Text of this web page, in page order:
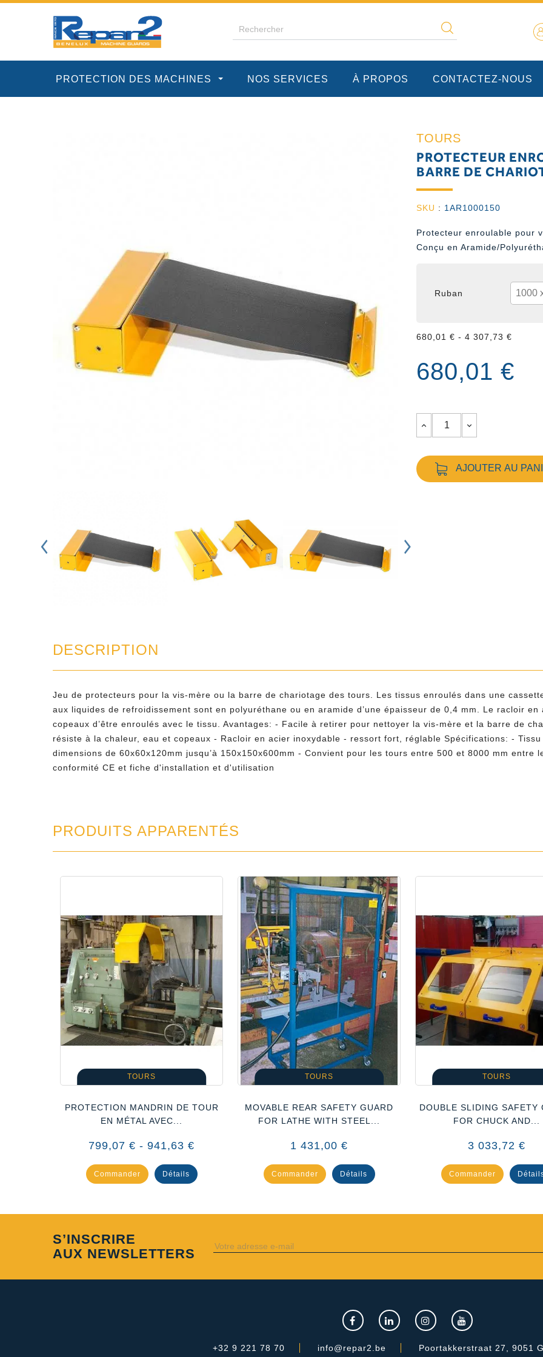
PROTECTION DES MACHINES NOS SERVICES À PROPOS CONTACTEZ-NOUS
TOURS
PROTECTEUR
BARRE DE
SKU : 1AR1000150
Protecteur enroulable pour
Conçu en Aramide/
Ruban
680,01 € - 4 307,73 €
680,01 €
AJOUTER AU
DESCRIPTION
Jeu de protecteurs pour la vis-mère ou la barre de chariotage des tours. Les tissus enroulés dans une
aux liquides de refroidissement sont en polyuréthane ou en aramide d’une épaisseur de 0,4 mm. Le racloir
copeaux d’être enroulés avec le tissu. Avantages: - Facile à retirer pour nettoyer la vis-mère et la barre de
résiste à la chaleur, eau et copeaux - Racloir en acier inoxydable - ressort fort, réglable Spécifications: -
dimensions de 60x60x120mm jusqu’à 150x150x600mm - Convient pour les tours entre 500 et 8000 mm
conformité CE et fiche d'installation et d'utilisation
PRODUITS APPARENTÉS
TOURS
PROTECTION MANDRIN DE TOUR
EN MÉTAL AVEC...
799,07 € - 941,63 €
Commander Détails
TOURS
MOVABLE REAR SAFETY GUARD
FOR LATHE WITH STEEL...
1 431,00 €
Commander Détails
TOURS
DOUBLE SLIDING SAFETY
FOR CHUCK AND...
3 033,72 €
Commander
S’INSCRIRE
AUX NEWSLETTERS
+32 9 221 78 70 info@repar2.be Poortakkerstraat 27, 9051